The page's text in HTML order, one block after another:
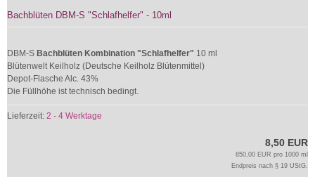
Bachblüten DBM-S "Schlafhelfer" - 10ml
DBM-S Bachblüten Kombination "Schlafhelfer" 10 ml
Blütenwelt Keilholz (Deutsche Keilholz Blütenmittel)
Depot-Flasche Alc. 43%
Die Füllhöhe ist technisch bedingt.
Lieferzeit: 2 - 4 Werktage
8,50 EUR
850,00 EUR pro 1000 ml
Endpreis nach § 19 UStG.